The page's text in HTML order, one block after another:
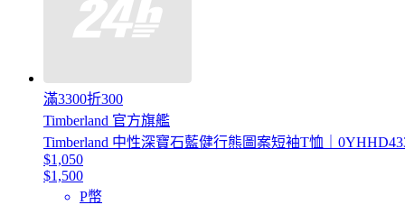
滿3300折300
Timberland 官方旗艦
Timberland 中性深寶石藍健行熊圖案短袖T恤｜
$1,050
$1,500
P幣